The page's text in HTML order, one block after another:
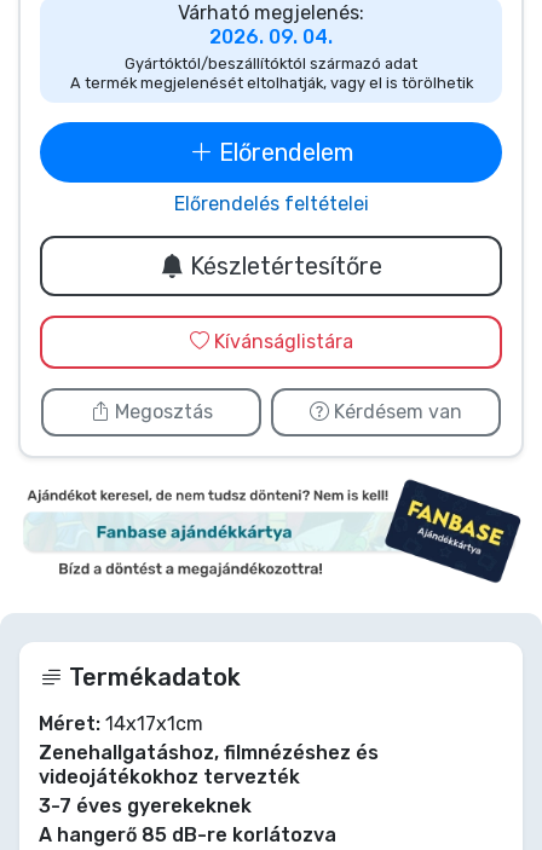
Várható megjelenés:
2026. 09. 04.
Gyártóktól/beszállítóktól származó adat
A termék megjelenését eltolhatják, vagy el is törölhetik
Előrendelem
Előrendelés feltételei
Készletértesítőre
Kívánságlistára
Megosztás Kérdésem van
Termékadatok
Méret: 14x17x1cm
Zenehallgatáshoz, filmnézéshez és
videojátékokhoz tervezték
3-7 éves gyerekeknek
A hangerő 85 dB-re korlátozva
Terméktípusok
Márkák